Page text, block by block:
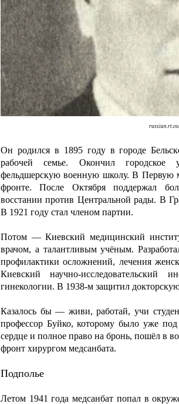
Он родился в 1895 году в городе
рабочей семье. Окончил
фельдшерскую военную школу. В Первую
фронте. После Октября поддержал
восстании против Центральной рады. В
В 1921 году стал членом партии.
Потом — Киевский медицинский
врачом, а талантливым учёным.
профилактики осложнений, лечения
Киевский научно-исследовательский
гинекологии. В 1938-м защитил
Казалось бы — живи, работай, учи
профессор Буйко, которому было уже под
сердце и полное право на бронь, пошёл в
фронт хирургом медсанбата.
Подполье
Летом 1941 года медсанбат попал в